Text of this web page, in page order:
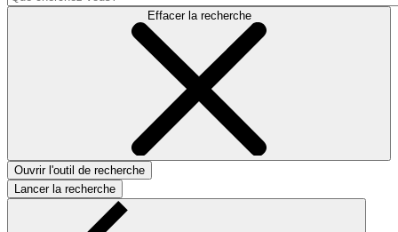
Effacer la recherche
Ouvrir l'outil de recherche
Lancer la recherche